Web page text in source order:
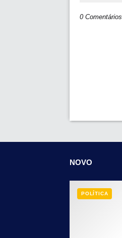
0 Comentários
NOVO
POLÍTICA